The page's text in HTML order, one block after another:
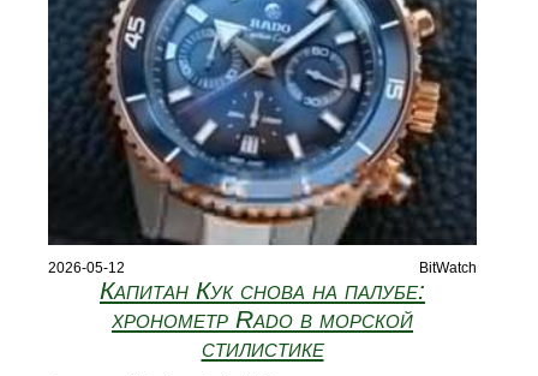
2026-05-12 BitWatch
Капитан Кук снова на палубе:
хронометр Rado в морской
стилистике